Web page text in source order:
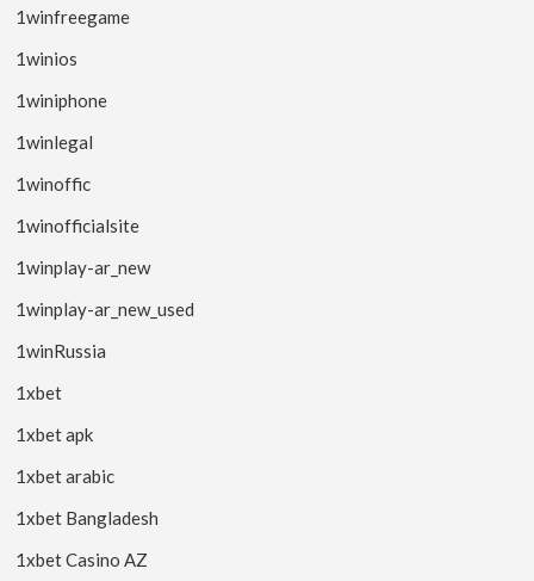
1winfreegame
1winios
1winiphone
1winlegal
1winoffic
1winofficialsite
1winplay-ar_new
1winplay-ar_new_used
1winRussia
1xbet
1xbet apk
1xbet arabic
1xbet Bangladesh
1xbet Casino AZ